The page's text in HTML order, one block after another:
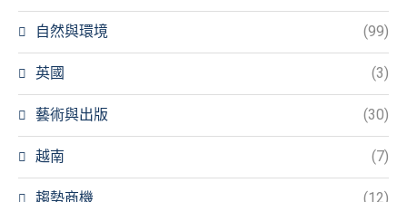
自然與環境 (99)
英國 (3)
藝術與出版 (30)
越南 (7)
趨勢商機 (12)